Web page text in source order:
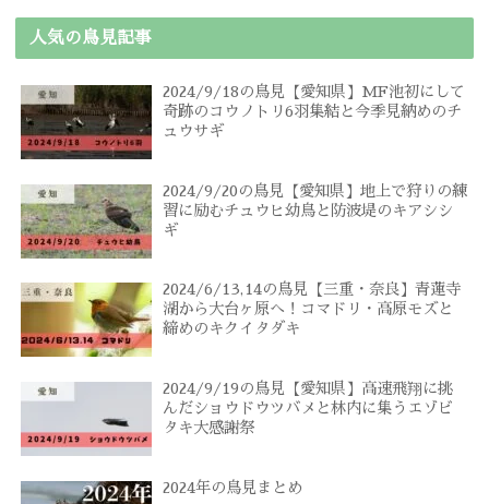
人気の鳥見記事
2024/9/18の鳥見【愛知県】MF池初にして
奇跡のコウノトリ6羽集結と今季見納めのチ
ュウサギ
2024/9/20の鳥見【愛知県】地上で狩りの練
習に励むチュウヒ幼鳥と防波堤のキアシシ
ギ
2024/6/13,14の鳥見【三重・奈良】青蓮寺
湖から大台ヶ原へ！コマドリ・高原モズと
締めのキクイタダキ
2024/9/19の鳥見【愛知県】高速飛翔に挑
んだショウドウツバメと林内に集うエゾビ
タキ大感謝祭
2024年の鳥見まとめ